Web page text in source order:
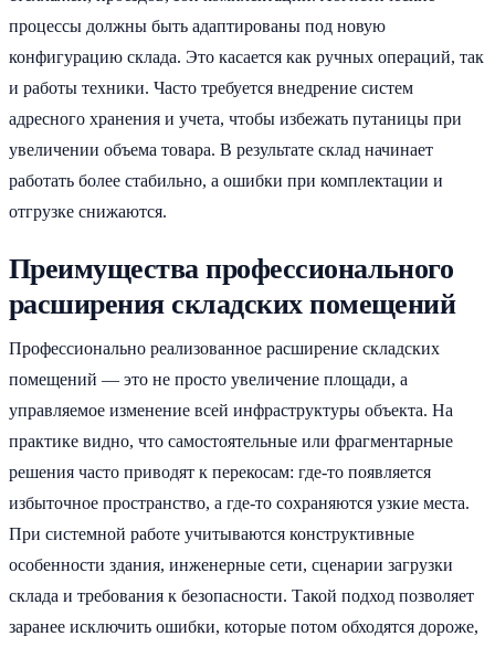
процессы должны быть адаптированы под новую
конфигурацию склада. Это касается как ручных операций, так
и работы техники. Часто требуется внедрение систем
адресного хранения и учета, чтобы избежать путаницы при
увеличении объема товара. В результате склад начинает
работать более стабильно, а ошибки при комплектации и
отгрузке снижаются.
Преимущества профессионального
расширения складских помещений
Профессионально реализованное расширение складских
помещений — это не просто увеличение площади, а
управляемое изменение всей инфраструктуры объекта. На
практике видно, что самостоятельные или фрагментарные
решения часто приводят к перекосам: где-то появляется
избыточное пространство, а где-то сохраняются узкие места.
При системной работе учитываются конструктивные
особенности здания, инженерные сети, сценарии загрузки
склада и требования к безопасности. Такой подход позволяет
заранее исключить ошибки, которые потом обходятся дороже,